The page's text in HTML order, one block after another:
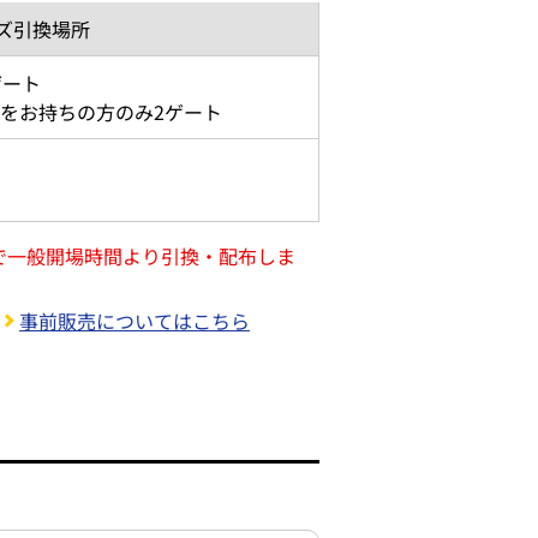
引換場所
ト
お持ちの方のみ2ゲート
般開場時間より引換・配布しま
事前販売についてはこちら